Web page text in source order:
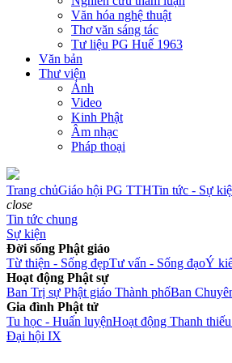
Văn hóa nghệ thuật
Thơ văn sáng tác
Tư liệu PG Huế 1963
Văn bản
Thư viện
Ảnh
Video
Kinh Phật
Âm nhạc
Pháp thoại
Trang chủGiáo hội PG TTHTin tức - Sự
close
Tin tức chung
Sự kiện
Đời sống Phật giáo
Từ thiện - Sống đẹpTư vấn - Sống đạoÝ
Hoạt động Phật sự
Ban Trị sự Phật giáo Thành phốBan
Gia đình Phật tử
Tu học - Huấn luyệnHoạt động Thanh
Đại hội IX